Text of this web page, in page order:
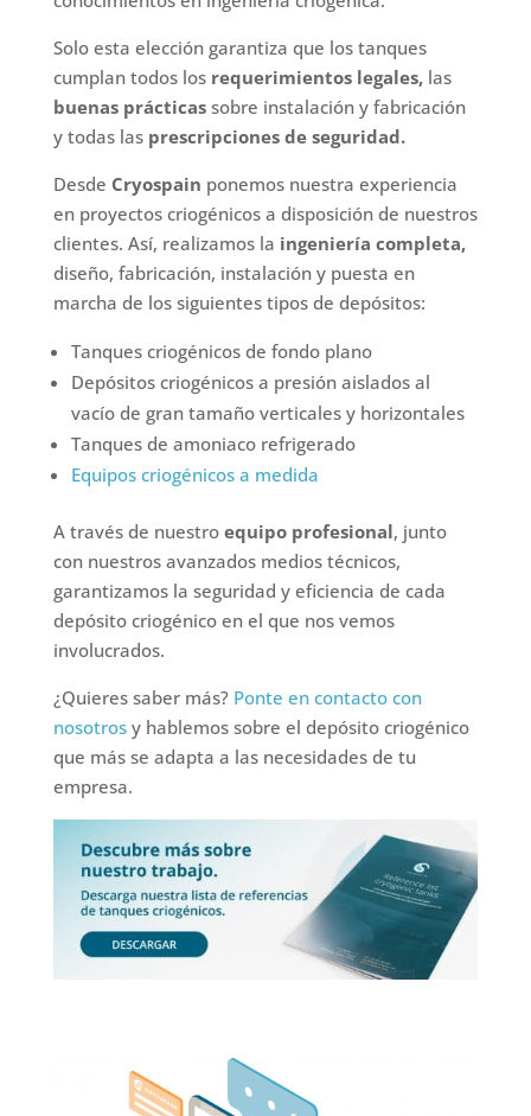
Solo esta elección garantiza que los tanques
cumplan todos los requerimientos legales, las
buenas prácticas sobre instalación y fabricación
y todas las prescripciones de seguridad.
Desde Cryospain ponemos nuestra experiencia
en proyectos criogénicos a disposición de nuestros
clientes. Así, realizamos la ingeniería completa,
diseño, fabricación, instalación y puesta en
marcha de los siguientes tipos de depósitos:
Tanques criogénicos de fondo plano
Depósitos criogénicos a presión aislados al
vacío de gran tamaño verticales y horizontales
Tanques de amoniaco refrigerado
Equipos criogénicos a medida
A través de nuestro equipo profesional, junto
con nuestros avanzados medios técnicos,
garantizamos la seguridad y eficiencia de cada
depósito criogénico en el que nos vemos
involucrados.
¿Quieres saber más? Ponte en contacto con
nosotros y hablemos sobre el depósito criogénico
que más se adapta a las necesidades de tu
empresa.